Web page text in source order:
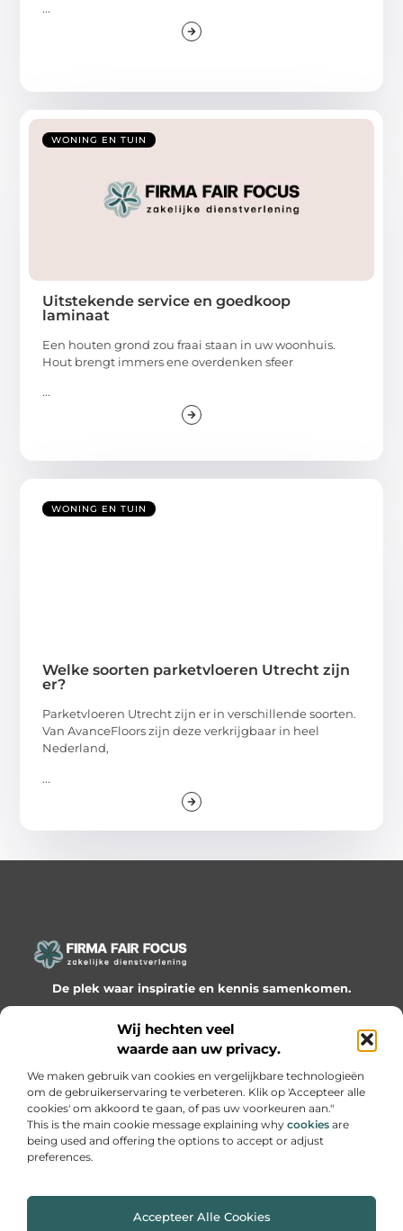
Wij hechten veel
waarde aan uw privacy.
We maken gebruik van cookies en vergelijkbare technologieën
om de gebruikerservaring te verbeteren. Klik op 'Accepteer alle
cookies' om akkoord te gaan, of pas uw voorkeuren aan."
This is the main cookie message explaining why cookies are
being used and offering the options to accept or adjust
preferences.
Accepteer Alle Cookies
...
WONING EN TUIN
Uitstekende service en goedkoop
laminaat
Een houten grond zou fraai staan in uw woonhuis.
Hout brengt immers ene overdenken sfeer
...
WONING EN TUIN
Welke soorten parketvloeren Utrecht zijn
er?
Parketvloeren Utrecht zijn er in verschillende soorten.
Van AvanceFloors zijn deze verkrijgbaar in heel
Nederland,
...
De plek waar inspiratie en kennis samenkomen.
Ontdek onze blogs en artikelen en laat je verrassen door
waardevolle inzichten en nieuwe ideeën!
Bericht categorie
Onze informatie